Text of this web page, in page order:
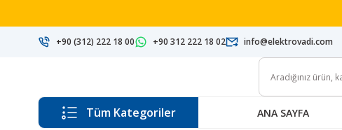
+90 (312) 222 18 00 +90 312 222 18 02 info@elektrovadi.com
Tüm Kategoriler ANA SAYFA